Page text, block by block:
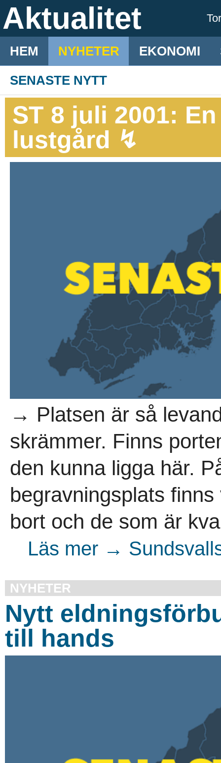
Aktualitet
HEM NYHETER EKONOMI
SENASTE NYTT
ST 8 juli 2001:
lustgård ↯
→ Platsen är så
skrämmer. Finns
den kunna ligga här.
begravningsplats
bort och de som är
Läs mer →
NYHETER
Nytt
till hands